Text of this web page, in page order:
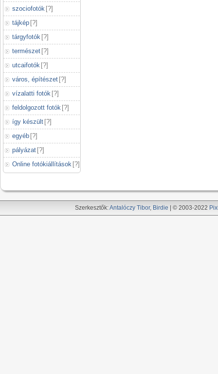
szociofotók [?]
tájkép [?]
tárgyfotók [?]
természet [?]
utcaifotók [?]
város, építészet [?]
vízalatti fotók [?]
feldolgozott fotók [?]
így készült [?]
egyéb [?]
pályázat [?]
Online fotókiállítások [?]
Szerkesztők:Antalóczy Tibor, Birdie | © 2003-2022